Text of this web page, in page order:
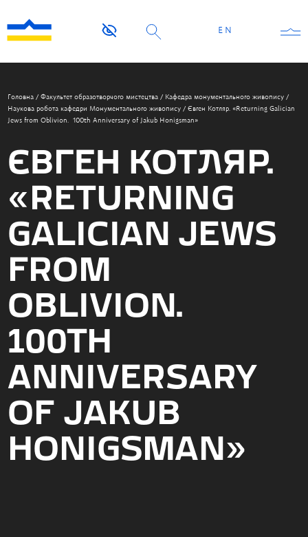
EN
Головна / Факультет образотворчого мистецтва / Кафедра монументального живопису /
Наукова робота кафедри Монументального живопису / Євген Котляр. «Returning Galician
Jews from Oblivion. 100th Anniversary of Jakub Honigsman»
ЄВГЕН КОТЛЯР.
«RETURNING
GALICIAN JEWS
FROM
OBLIVION.
100TH
ANNIVERSARY
OF JAKUB
HONIGSMAN»